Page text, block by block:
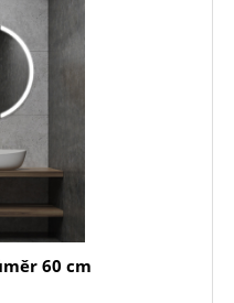
60 cm